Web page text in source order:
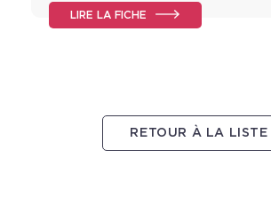
LIRE LA FICHE
RETOUR À LA LISTE